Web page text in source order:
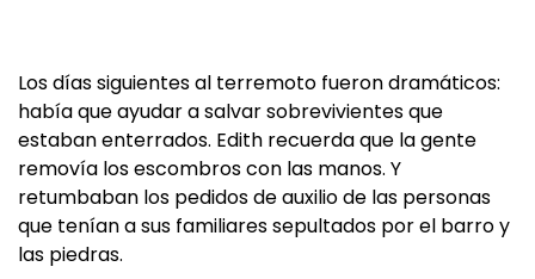
Los días siguientes al terremoto fueron dramáticos:
había que ayudar a salvar sobrevivientes que
estaban enterrados. Edith recuerda que la gente
removía los escombros con las manos. Y
retumbaban los pedidos de auxilio de las personas
que tenían a sus familiares sepultados por el barro y
las piedras.